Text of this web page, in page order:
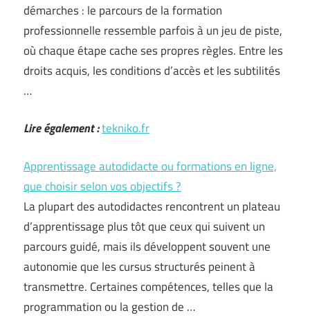
démarches : le parcours de la formation
professionnelle ressemble parfois à un jeu de piste,
où chaque étape cache ses propres règles. Entre les
droits acquis, les conditions d’accès et les subtilités
…
Lire également :tekniko.fr
Apprentissage autodidacte ou formations en ligne,
que choisir selon vos objectifs ?
La plupart des autodidactes rencontrent un plateau
d’apprentissage plus tôt que ceux qui suivent un
parcours guidé, mais ils développent souvent une
autonomie que les cursus structurés peinent à
transmettre. Certaines compétences, telles que la
programmation ou la gestion de …